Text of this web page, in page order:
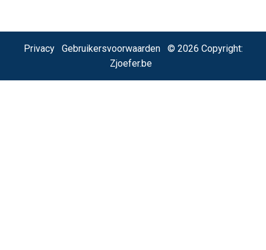
Privacy Gebruikersvoorwaarden© 2026 Copyright:
Zjoefer.be